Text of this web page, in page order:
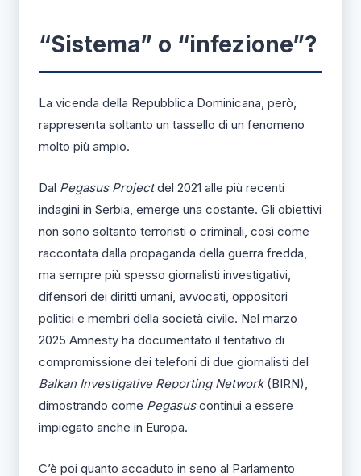
“Sistema” o “infezione”?
La vicenda della Repubblica Dominicana, però,
rappresenta soltanto un tassello di un fenomeno
molto più ampio.
Dal Pegasus Projectdel 2021 alle più recenti
indagini in Serbia, emerge una costante. Gli obiettivi
non sono soltanto terroristi o criminali, così come
raccontata dalla propaganda della guerra fredda,
ma sempre più spesso giornalisti investigativi,
difensori dei diritti umani, avvocati, oppositori
politici e membri della società civile. Nel marzo
2025 Amnesty ha documentato il tentativo di
compromissione dei telefoni di due giornalisti del
Balkan Investigative Reporting Network(BIRN),
dimostrando come Pegasuscontinui a essere
impiegato anche in Europa.
C’è poi quanto accaduto in seno al Parlamento